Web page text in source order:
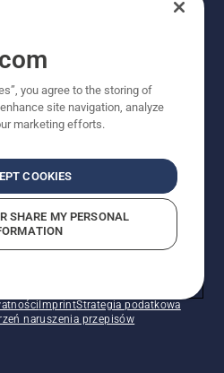
ImprintStrategia podatkowa
naruszenia przepisów
you agree to the storing of
site navigation, analyze
marketing efforts.
COOKIES
SHARE MY PERSONAL